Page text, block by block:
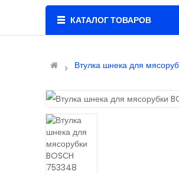
КАТАЛОГ ТОВАРОВ
Втулка шнека для